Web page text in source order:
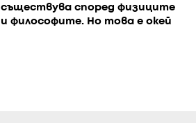
съществува според физиците
и философите. Но това е окей